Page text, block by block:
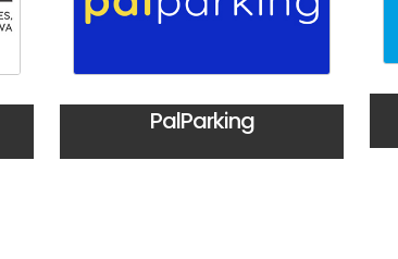
PalParking